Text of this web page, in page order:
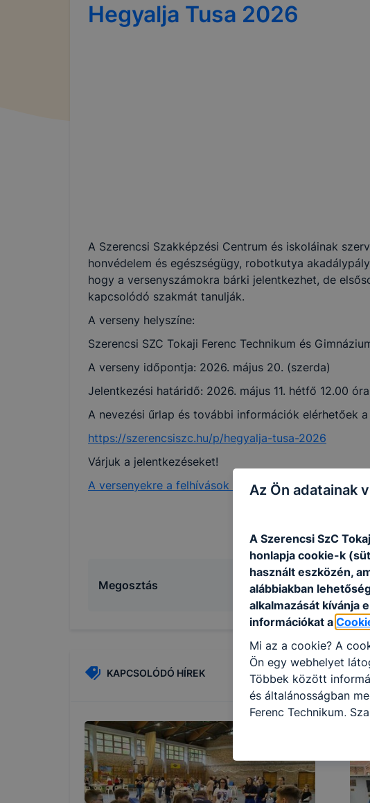
Hegyalja Tusa 2026
A Szerencsi Szakképzési Centrum és iskoláinak
honvédelem és egészségügy, robotkutya
hogy a versenyszámokra bárki jelentkezhet, de
kapcsolódó szakmát tanulják.
A verseny helyszíne:
Szerencsi SZC Tokaji Ferenc Technikum és
A verseny időpontja: 2026. május 20. (szerda)
Jelentkezési határidő: 2026. május 11. hétfő 12.00 óra
A nevezési űrlap és további információk elérhetőek
https://szerencsiszc.hu/p/hegyalja-tusa-2026
Várjuk a jelentkezéseket!
A versenyekre a felhívások itt tölthetők le.
Megosztás
KAPCSOLÓDÓ HÍREK
Az Ön adatainak
A Szerencsi SzC
honlapja cookie-k
használt eszközén,
alábbiakban
alkalmazását kívánja
információkat a
Mi az a cookie? A
Ön egy webhelyet
Többek között
és általánosságban
Ferenc Technikum,
célokból használja:
a honlapot -annak
használja leginkább,
felhasználói élményt,
Hogyan ellenőrizheti